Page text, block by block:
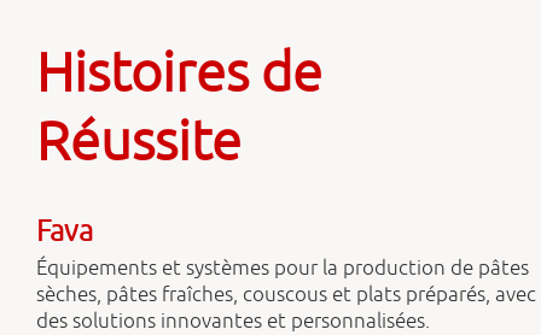
Histoires de
Réussite
Fava
Équipements et systèmes pour la production de pâtes
sèches, pâtes fraîches, couscous et plats préparés, avec
des solutions innovantes et personnalisées.